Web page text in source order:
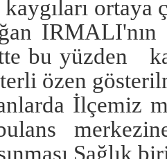
IRMALI'nın
bu yüzden
özen
İlçemiz